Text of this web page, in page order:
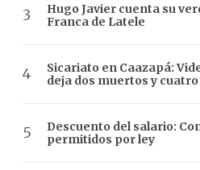
Hugo Javier cuenta su
Franca de Latele
Sicariato en Caazapá:
deja dos muertos y cuatro
Descuento del salario:
permitidos por ley